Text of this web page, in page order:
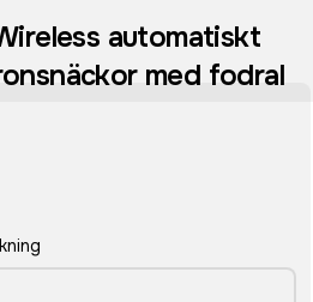
automatiskt
med fodral